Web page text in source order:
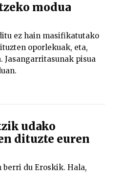
modua
ez hain masifikatutako
oporlekuak, eta,
Jasangarritasunak pisua
udako
dituzte euren
du Eroskik. Hala,